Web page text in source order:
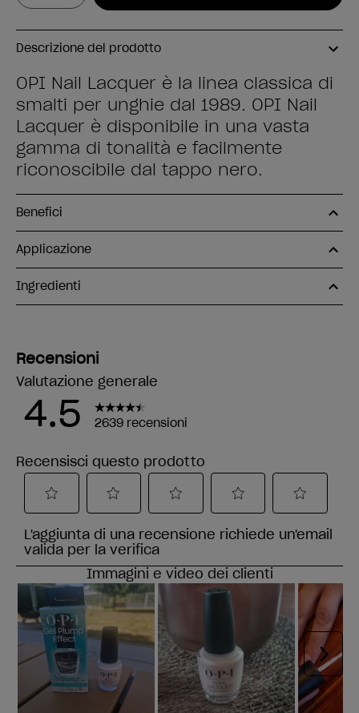
Descrizione del prodotto
OPI Nail Lacquer è la linea classica di
smalti per unghie dal 1989. OPI Nail
Lacquer è disponibile in una vasta
gamma di tonalità e facilmente
riconoscibile dal tappo nero.
Benefici
Applicazione
Ingredienti